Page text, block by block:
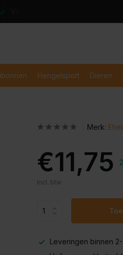
3 werkdagen Veilig en snel
Hengelsport Dieren
Merk:
€11,75
Incl. btw
Leveringen binnen